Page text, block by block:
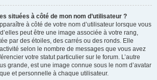
situées à côté de mon nom d’utilisateur ?
à côté de votre nom d’utilisateur lorsque vous
peut être une image associée à votre rang,
par des étoiles, des carrés ou des ronds. Elle
selon le nombre de messages que vous avez
votre statut particulier sur le forum. L’autre
grande, est une image connue sous le nom d’avatar
et personnelle à chaque utilisateur.